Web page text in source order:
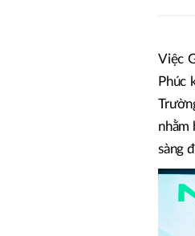
Việc
Phúc
nhằm
sàng